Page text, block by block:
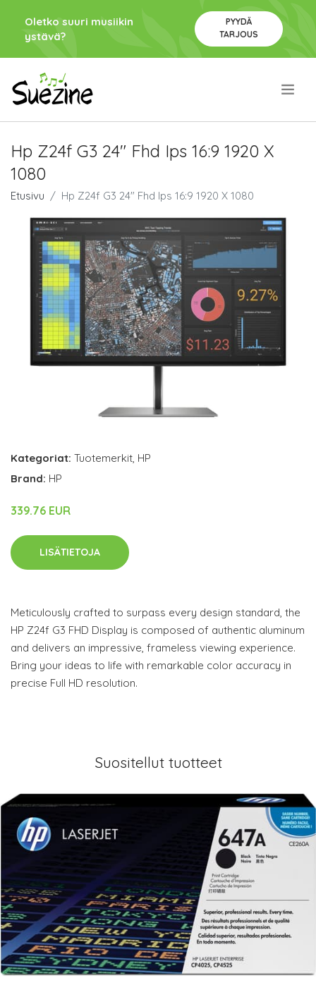
Oletko suuri musiikin
ystävä?
PYYDÄ
TARJOUS
Hp Z24f G3 24" Fhd Ips 16:9 1920 X
1080
Etusivu Hp Z24f G3 24" Fhd Ips 16:9 1920 X 1080
Kategoriat: Tuotemerkit HP
Brand: HP
339.76 EUR
LISÄTIETOJA
Meticulously crafted to surpass every design standard, the
HP Z24f G3 FHD Display is composed of authentic aluminum
and delivers an impressive, frameless viewing experience.
Bring your ideas to life with remarkable color accuracy in
precise Full HD resolution.
Suositellut tuotteet